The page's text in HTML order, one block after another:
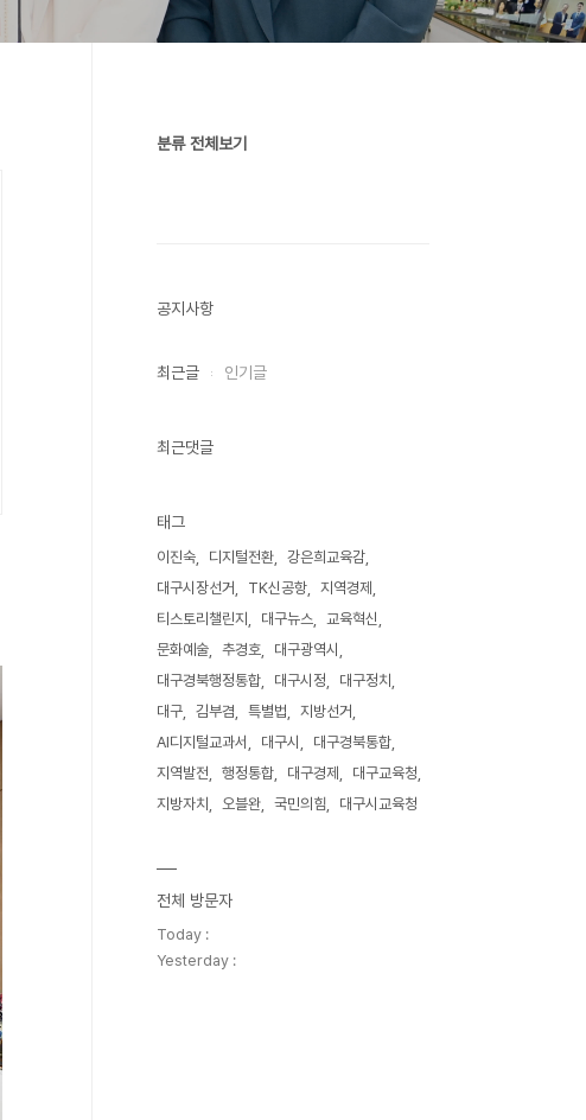
분류 전체보기
공지사항
최근글 인기글
최근댓글
태그
이진숙 디지털전환
강은희교육감
대구시장선거
TK신공항
지역경제
티스토리챌린지
대구뉴스
교육혁신
문화예술
추경호
대구광역시
대구경북행정통합
대구시정
대구정치
대구
김부겸 특별법
지방선거
AI디지털교과서
대구시
대구경북통합
지역발전
행정통합 대구경제
대구교육청
지방자치
오블완 국민의힘 대구시교육청
전체 방문자
Today :
Yesterday :